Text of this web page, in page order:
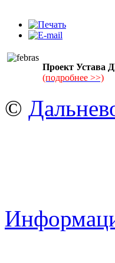
Проект Устава
(подробнее >>)
©